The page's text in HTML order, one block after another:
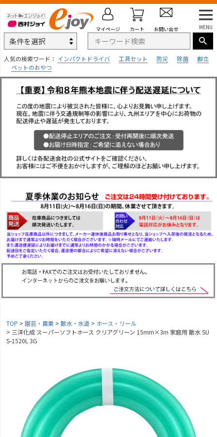
MENU
人気の検索ワード： インパクトドライバ 工具セット 防災 除菌
脚立
ペットのおやつ
マイページ カート お問い合せ
TOP 園芸・農業 散水・水道
ホース・リール
三洋化成 スーパーソフトホース クリアグリーン 15mm×3m 家庭用 散水 SU
S-1520L 3G